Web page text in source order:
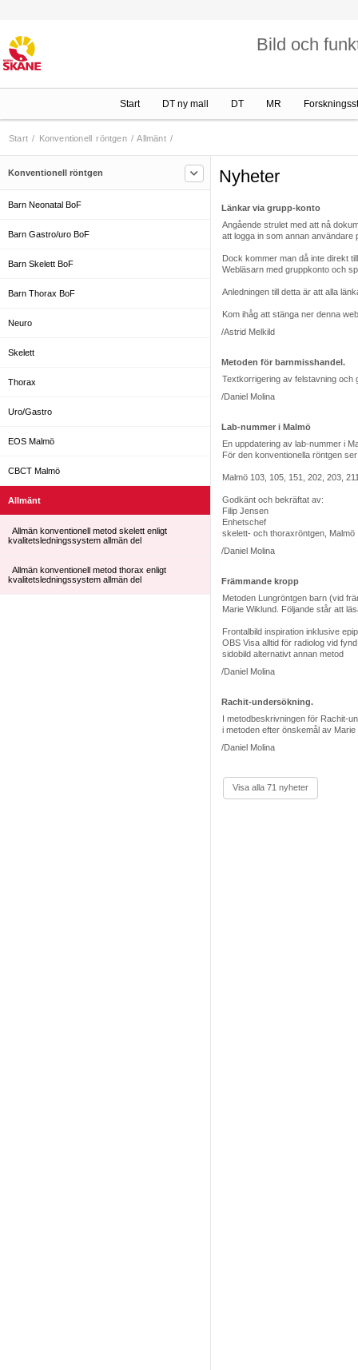
Bild och
Start DT ny mall DT MR
Start / Konventionell röntgen / Allmänt /
Konventionell röntgen
Barn Neonatal BoF
Barn Gastro/uro BoF
Barn Skelett BoF
Barn Thorax BoF
Neuro
Skelett
Thorax
Uro/Gastro
EOS Malmö
CBCT Malmö
Allmänt
Allmän konventionell metod skelett enligt
kvalitetsledningssystem allmän del
Allmän konventionell metod thorax enligt
kvalitetsledningssystem allmän del
Nyheter
Länkar via grupp-konto
Angående strulet med att nå
att logga in som annan
Dock kommer man då inte direkt
Webläsarn med gruppkonto och
Anledningen till detta är att alla
Kom ihåg att stänga ner denna
/Astrid Melkild
Metoden för barnmisshandel.
Textkorrigering av felstavning och
/Daniel Molina
Lab-nummer i Malmö
En uppdatering av lab-nummer i
För den konventionella röntgen
Malmö 103, 105, 151, 202, 203,
Godkänt och bekräftat av:
Filip Jensen
Enhetschef
skelett- och thoraxröntgen, Malmö
/Daniel Molina
Främmande kropp
Metoden Lungröntgen barn (vid
Marie Wiklund. Följande står att
Frontalbild inspiration inklusive
OBS Visa alltid för radiolog vid
sidobild alternativt annan metod
/Daniel Molina
Rachit-undersökning.
I metodbeskrivningen för Rachit-
i metoden efter önskemål av Marie
/Daniel Molina
Visa alla 71 nyheter